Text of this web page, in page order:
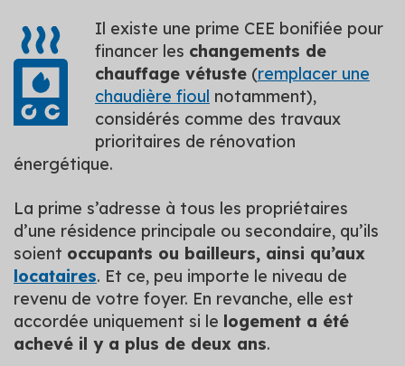
Il existe une prime CEE bonifiée pour
financer les changements de
chauffage vétuste (remplacer une
chaudière fioul notamment),
considérés comme des travaux
prioritaires de rénovation
énergétique.
La prime s’adresse à tous les propriétaires
d’une résidence principale ou secondaire, qu’ils
soient occupants ou bailleurs, ainsi qu’aux
locataires. Et ce, peu importe le niveau de
revenu de votre foyer. En revanche, elle est
accordée uniquement si le logement a été
achevé il y a plus de deux ans.